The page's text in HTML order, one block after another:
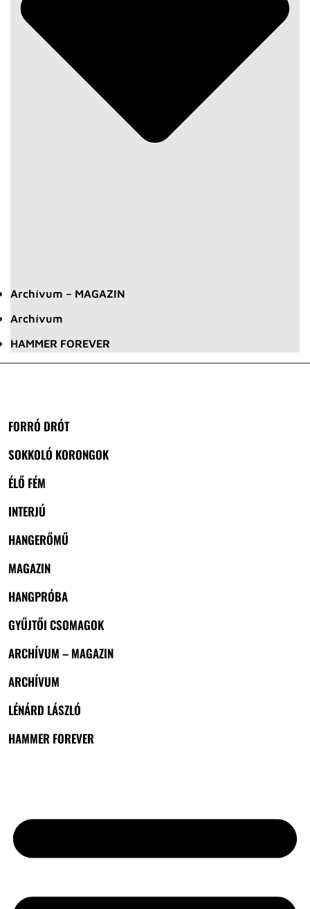
Archívum – MAGAZIN
Archívum
HAMMER FOREVER
FORRÓ DRÓT
SOKKOLÓ KORONGOK
ÉLŐ FÉM
INTERJÚ
HANGERŐMŰ
MAGAZIN
HANGPRÓBA
GYŰJTŐI CSOMAGOK
ARCHÍVUM – MAGAZIN
ARCHÍVUM
LÉNÁRD LÁSZLÓ
HAMMER FOREVER